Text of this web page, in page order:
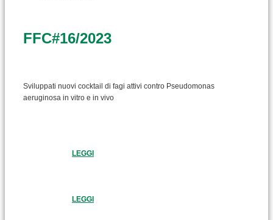
FFC#16/2023
Sviluppati nuovi cocktail di fagi attivi contro Pseudomonas
aeruginosa in vitro e in vivo
LEGGI
LEGGI